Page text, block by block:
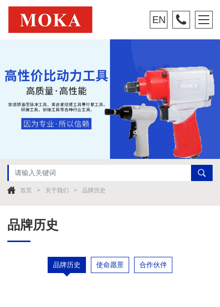
EN
首页 关于我们 品牌历史
品牌历史
品牌历史 使命愿景 合作伙伴